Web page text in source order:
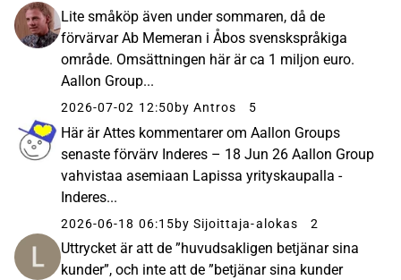
Lite småköp även under sommaren, då de
förvärvar Ab Memeran i Åbos svenskspråkiga
område. Omsättningen här är ca 1 miljon euro.
Aallon Group...
2026-07-02 12:50 by Antros 5
Här är Attes kommentarer om Aallon Groups
senaste förvärv Inderes – 18 Jun 26 Aallon Group
vahvistaa asemiaan Lapissa yrityskaupalla -
Inderes...
2026-06-18 06:15by Sijoittaja-alokas 2
Uttrycket är att de ”huvudsakligen betjänar sina
kunder”, och inte att de ”betjänar sina kunder